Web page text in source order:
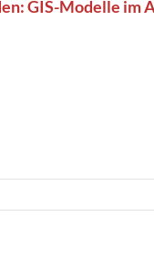
GIS-Modelle im